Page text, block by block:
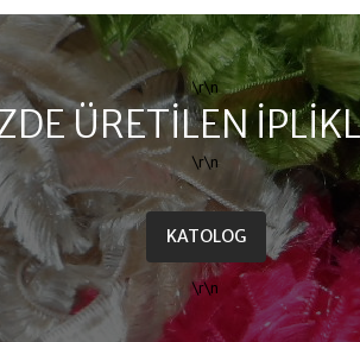
\r\n
ÜRETILEN
\r\n
KATOLOG
\r\n